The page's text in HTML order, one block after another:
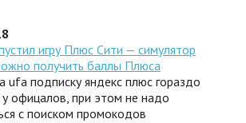
игру Плюс Сити — симулятор
получить баллы Плюса
ufa подписку яндекс плюс гораздо
офицалов, при этом не надо
с поиском промокодов